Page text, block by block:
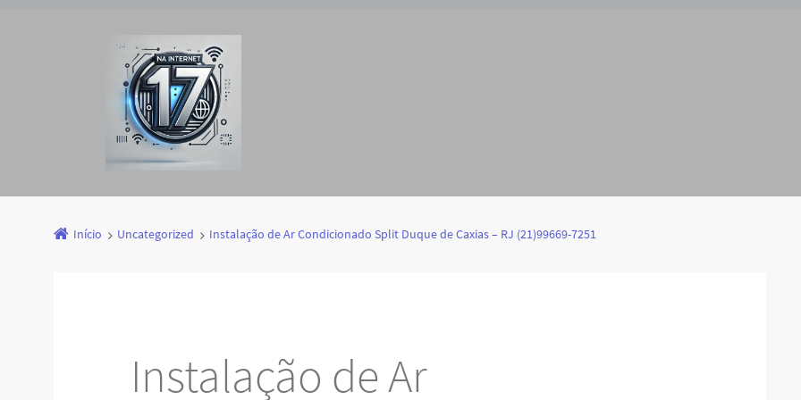
Início Uncategorized Instalação de Ar Condicionado Split Duque de Caxias – RJ (21)99669-7251
Instalação de Ar